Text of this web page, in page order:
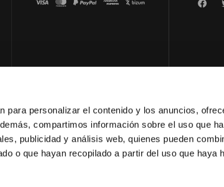
para personalizar el contenido y los anuncios,
compartimos información sobre el uso que
publicidad y análisis web, quienes pueden
o que hayan recopilado a partir del uso que haya
© 2023